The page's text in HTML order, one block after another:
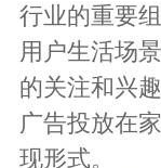
行业的重要
用户生活场
的关注和兴
广告投放在
现形式。